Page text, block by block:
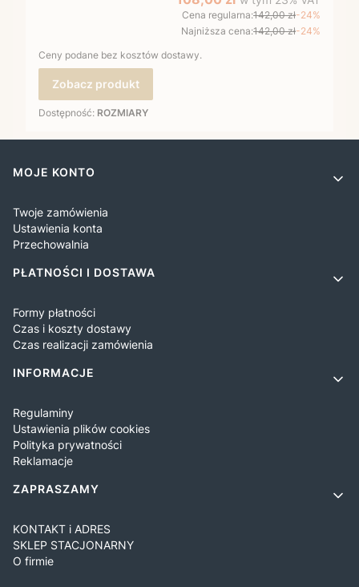
Cena regularna:142,00 zł-24%
Najniższa cena:142,00 zł-24%
Ceny podane bez kosztów dostawy.
Zobacz produkt
Dostępność: ROZMIARY
Linki w stopce
MOJE KONTO
Twoje zamówienia
Ustawienia konta
Przechowalnia
PŁATNOŚCI I DOSTAWA
Formy płatności
Czas i koszty dostawy
Czas realizacji zamówienia
INFORMACJE
Regulaminy
Ustawienia plików cookies
Polityka prywatności
Reklamacje
ZAPRASZAMY
KONTAKT i ADRES
SKLEP STACJONARNY
O firmie